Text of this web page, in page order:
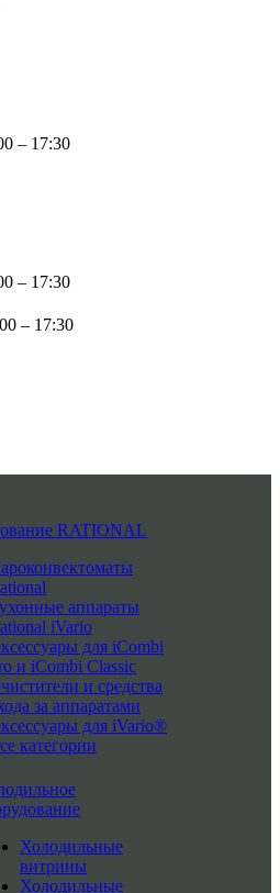
– 17:30
– 17:30
– 17:30
RATIONAL
аппараты
iVario
для iCombi
и iCombi Classic
и средства
за аппаратами
для iVario®
категории
Холодильные
витрины
Холодильные